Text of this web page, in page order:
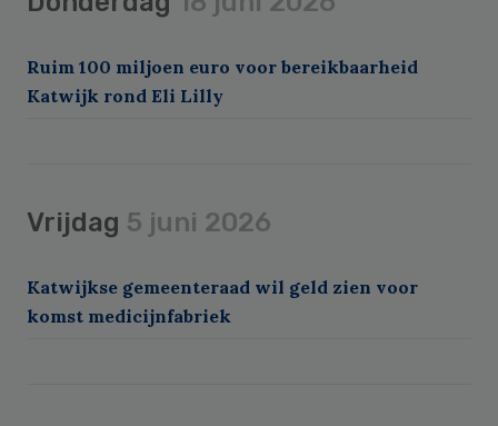
Ruim 100 miljoen euro voor bereikbaarheid
Katwijk rond Eli Lilly
Vrijdag 5 juni 2026
Katwijkse gemeenteraad wil geld zien voor
komst medicijnfabriek